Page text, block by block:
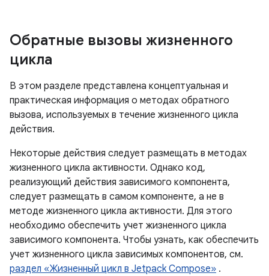
Обратные вызовы жизненного
цикла
В этом разделе представлена ​​концептуальная и
практическая информация о методах обратного
вызова, используемых в течение жизненного цикла
действия.
Некоторые действия следует размещать в методах
жизненного цикла активности. Однако код,
реализующий действия зависимого компонента,
следует размещать в самом компоненте, а не в
методе жизненного цикла активности. Для этого
необходимо обеспечить учет жизненного цикла
зависимого компонента. Чтобы узнать, как обеспечить
учет жизненного цикла зависимых компонентов, см.
раздел «Жизненный цикл в Jetpack Compose» .